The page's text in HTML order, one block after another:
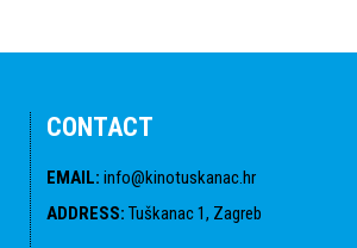
CONTACT
EMAIL: info@kinotuskanac.hr
ADDRESS: Tuškanac 1, Zagreb